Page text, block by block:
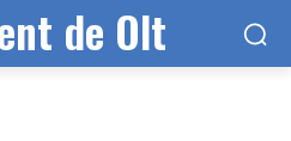
de Olt